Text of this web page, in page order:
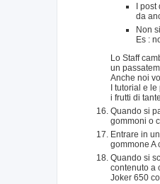
I post
da
Non
Es :
Lo Staff
un
Anche noi
I tutorial e
i frutti di
Quando si
gommoni o
Entrare in
gommone A
Quando si
contenuto a
Joker 650